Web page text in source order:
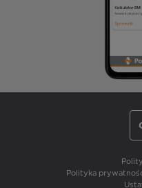
Polityka